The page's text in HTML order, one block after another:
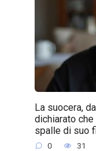
La suocera,
dichiarato
spalle di suo
0 31